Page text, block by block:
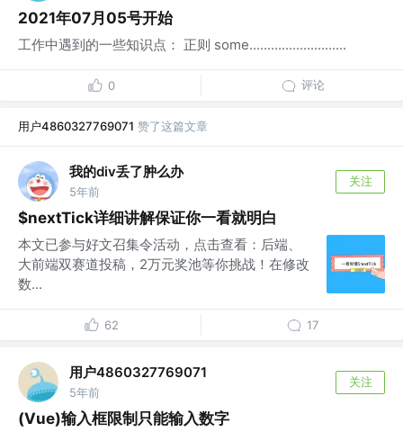
2021年07月05号开始
工作中遇到的一些知识点： 正则 some...........................
0 评论
用户4860327769071 赞了这篇文章
我的div丢了肿么办
5年前
关注
$nextTick详细讲解保证你一看就明白
本文已参与好文召集令活动，点击查看：后端、
大前端双赛道投稿，2万元奖池等你挑战！在修改
数...
62 17
用户4860327769071
5年前
关注
(Vue)输入框限制只能输入数字